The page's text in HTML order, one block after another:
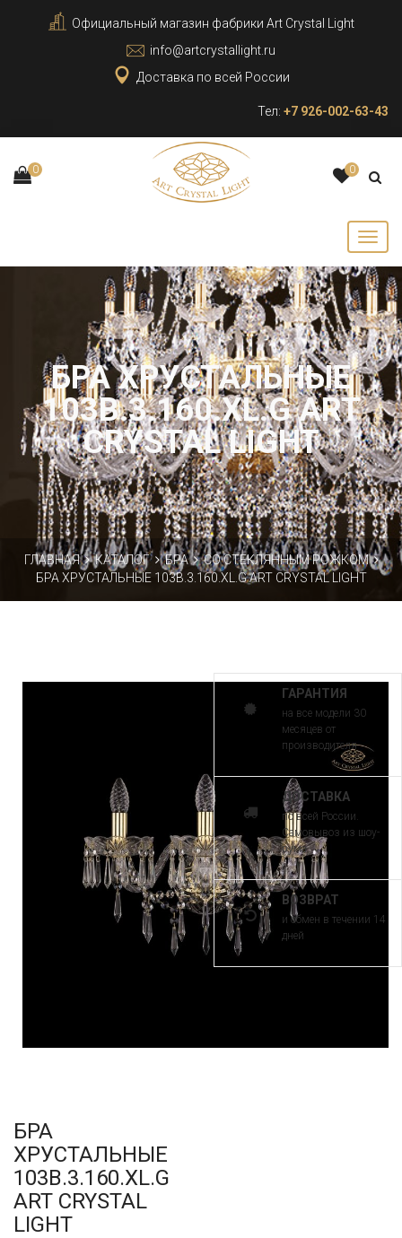
Официальный магазин фабрики Art Crystal Light
info@artcrystallight.ru
Доставка по всей России
Тел: +7 926-002-63-43
0 0
БРА ХРУСТАЛЬНЫЕ
103B.3.160.XL.G ART
CRYSTAL LIGHT
ГЛАВНАЯ КАТАЛОГ БРА
СО СТЕКЛЯННЫМ РОЖКОМ
БРА ХРУСТАЛЬНЫЕ 103B.3.160.XL.G ART CRYSTAL LIGHT
БРА
ХРУСТАЛЬНЫЕ
103B.3.160.XL.G
ART CRYSTAL
LIGHT
ГАРАНТИЯ
на все модели 30
месяцев от
производителя
ДОСТАВКА
по всей России.
Самовывоз из шоу-
рума
ВОЗВРАТ
и обмен в течении 14
дней